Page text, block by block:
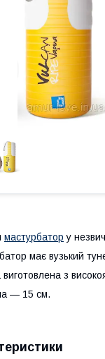
мастурбатор у
має вузький
виготовлена з
— 15 см.